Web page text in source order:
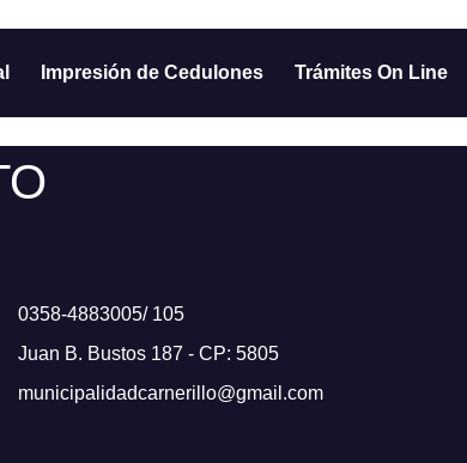
Impresión de Cedulones Trámites On Line
0358-4883005/ 105
Juan B. Bustos 187 - CP: 5805
municipalidadcarnerillo@gmail.com